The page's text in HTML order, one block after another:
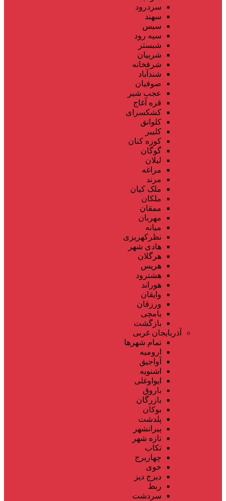
سردرود
سهند
سیس
سیه رود
شبستر
شربیان
شرفخانه
شندآباد
صوفیان
عجب شیر
قره آغاج
کشکسرای
کلوانق
کلیبر
کوزه کنان
گوگان
لیلان
مراغه
مرند
ملک کیان
ملکان
ممقان
مهربان
میانه
نظرکهریزی
هادی شهر
هرگلان
هریس
هشترود
هوراند
وایقان
ورزقان
یامچی
بازگشت
آذربایجان غربی
تمام شهر‌ها
ارومیه
آواجیق
اشنویه
ایواوغلی
باروق
بازرگان
بوکان
پلدشت
پیرانشهر
تازه شهر
تکاب
چهاربرج
خوی
دیزج دیز
ربط
سردشت